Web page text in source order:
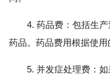
4. 药品费：包括生
药品。药品费用根据使用
5. 并发症处理费：